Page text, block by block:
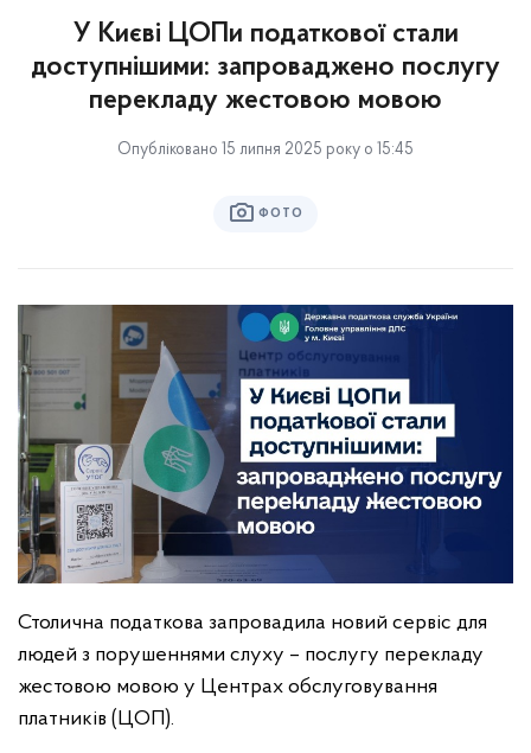
У Києві ЦОПи податкової стали
доступнішими: запроваджено послугу
перекладу жестовою мовою
Опубліковано 15 липня 2025 року о 15:45
ФОТО
Столична податкова запровадила новий сервіс для
людей з порушеннями слуху – послугу перекладу
жестовою мовою у Центрах обслуговування
платників (ЦОП).